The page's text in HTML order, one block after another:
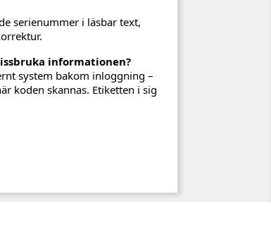
serienummer i läsbar text,
informationen?
system bakom inloggning –
koden skannas. Etiketten i sig